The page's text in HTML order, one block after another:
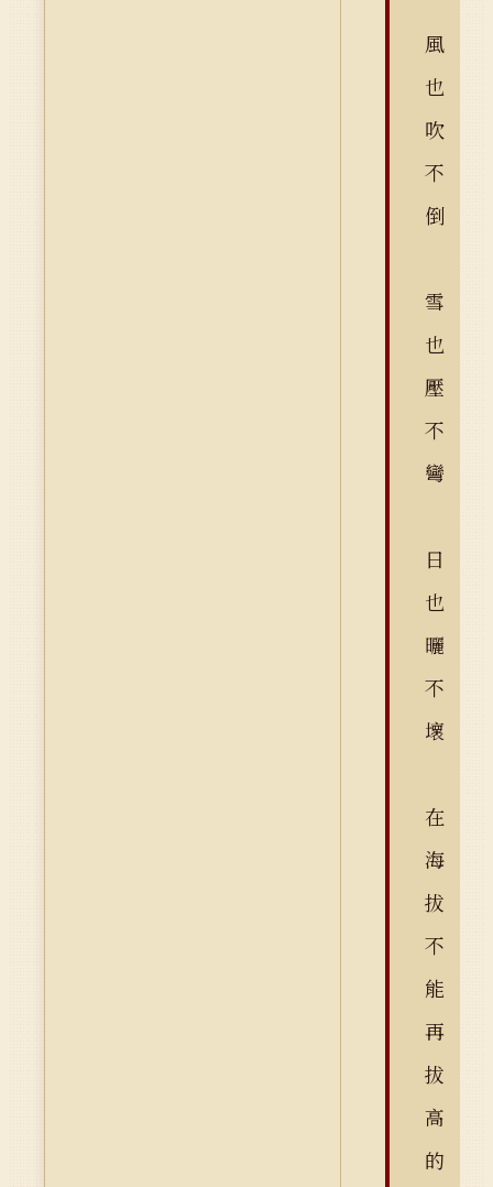
風
也
吹
不
倒
雪
也
壓
不
彎
日
也
曬
不
壞
在
海
拔
不
能
再
拔
高
的